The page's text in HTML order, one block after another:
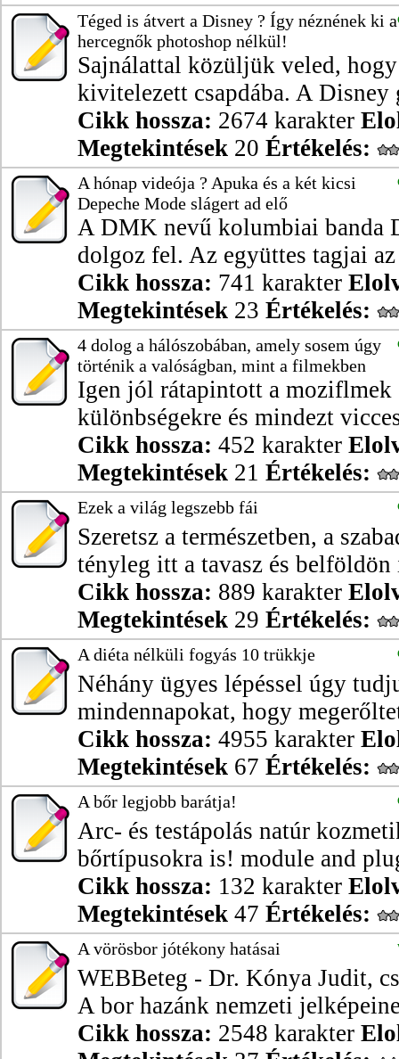
Téged is átvert a Disney ? Így néznének ki a
hercegnők photoshop nélkül!
Sajnálattal közüljük veled,
kivitelezett csapdába. A Disney
Cikk hossza: 2674 karakter
Megtekintések 20 Értékelés:
A hónap videója ? Apuka és a két kicsi
Depeche Mode slágert ad elő
A DMK nevű kolumbiai banda
dolgoz fel. Az együttes tagjai
Cikk hossza: 741 karakter
Megtekintések 23 Értékelés:
4 dolog a hálószobában, amely sosem úgy
történik a valóságban, mint a filmekben
Igen jól rátapintott a moziflmek
különbségekre és mindezt
Cikk hossza: 452 karakter
Megtekintések 21 Értékelés:
Ezek a világ legszebb fái
Szeretsz a természetben, a
tényleg itt a tavasz és
Cikk hossza: 889 karakter
Megtekintések 29 Értékelés:
A diéta nélküli fogyás 10 trükkje
Néhány ügyes lépéssel úgy
mindennapokat, hogy
Cikk hossza: 4955 karakter
Megtekintések 67 Értékelés:
A bőr legjobb barátja!
Arc- és testápolás natúr
bőrtípusokra is! module and
Cikk hossza: 132 karakter
Megtekintések 47 Értékelés:
A vörösbor jótékony hatásai
WEBBeteg - Dr. Kónya Judit,
A bor hazánk nemzeti
Cikk hossza: 2548 karakter